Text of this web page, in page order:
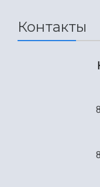
Сведения об
Контакты